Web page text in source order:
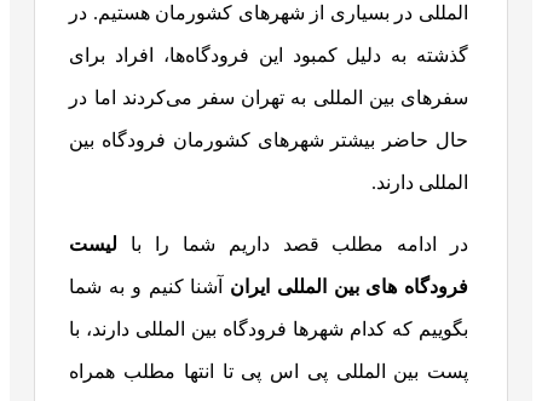
المللی در بسیاری از شهرهای کشورمان هستیم. در
گذشته به دلیل کمبود این فرودگاه‌ها، افراد برای
سفرهای بین المللی به تهران سفر می‌کردند اما در
حال حاضر بیشتر شهرهای کشورمان فرودگاه بین
المللی دارند.
در ادامه مطلب قصد داریم شما را با لیست
فرودگاه های بین المللی ایران آشنا کنیم و به شما
بگوییم که کدام شهرها فرودگاه بین المللی دارند، با
پست بین المللی پی اس پی تا انتها مطلب همراه